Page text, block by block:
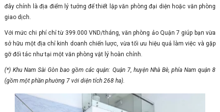
đây chính là địa điểm lý tưởng để thiết lập văn phòng đại diện hoặc văn phòng
giao dịch.
Với mức chi phí chỉ từ 399.000 VND/tháng, văn phòng ảo Quận 7 giúp bạn vừa
sở hữu một địa chỉ kinh doanh chiến lược, vừa tối ưu hiệu quả làm việc và gặp
gỡ đối tác như tại một văn phòng vật lý hoàn chỉnh.
(*) Khu Nam Sài Gòn bao gồm các quận: Quận 7, huyện Nhà Bè, phía Nam quận 8
(gồm một phần phường 7 với diện tích 268 ha).